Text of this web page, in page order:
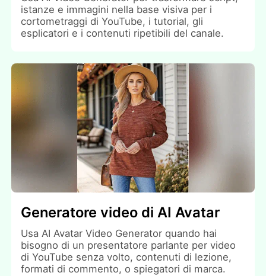
istanze e immagini nella base visiva per i
cortometraggi di YouTube, i tutorial, gli
esplicatori e i contenuti ripetibili del canale.
Generatore video di AI Avatar
Usa AI Avatar Video Generator quando hai
bisogno di un presentatore parlante per video
di YouTube senza volto, contenuti di lezione,
formati di commento, o spiegatori di marca.